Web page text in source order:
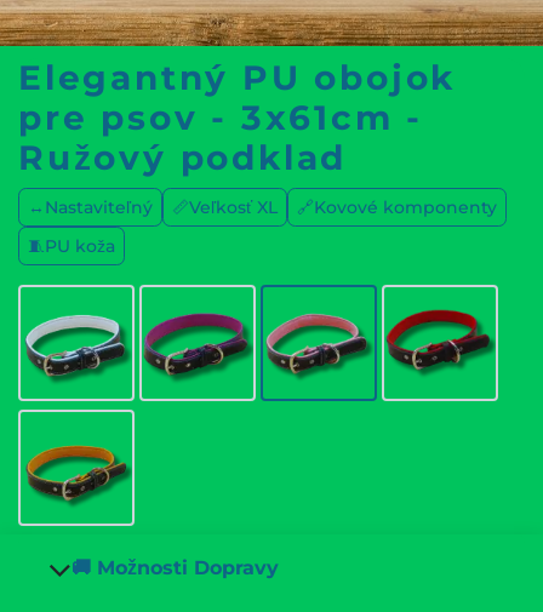
Elegantný PU obojok
pre psov - 3x61cm -
Ružový podklad
↔️Nastaviteľný 📏Veľkosť XL
🔗Kovové komponenty
🧵PU koža
🚚 Možnosti Dopravy